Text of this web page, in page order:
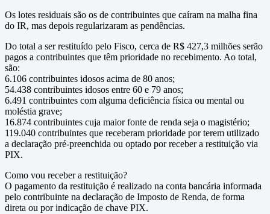
Os lotes residuais são os de contribuintes que caíram na malha fina
do IR, mas depois regularizaram as pendências.
Do total a ser restituído pelo Fisco, cerca de R$ 427,3 milhões serão
pagos a contribuintes que têm prioridade no recebimento. Ao total,
são:
6.106 contribuintes idosos acima de 80 anos;
54.438 contribuintes idosos entre 60 e 79 anos;
6.491 contribuintes com alguma deficiência física ou mental ou
moléstia grave;
16.874 contribuintes cuja maior fonte de renda seja o magistério;
119.040 contribuintes que receberam prioridade por terem utilizado
a declaração pré-preenchida ou optado por receber a restituição via
PIX.
Como vou receber a restituição?
O pagamento da restituição é realizado na conta bancária informada
pelo contribuinte na declaração de Imposto de Renda, de forma
direta ou por indicação de chave PIX.